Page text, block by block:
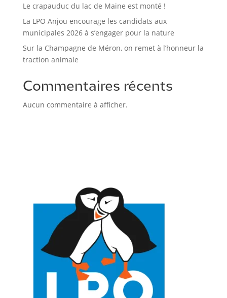
Le crapauduc du lac de Maine est monté !
La LPO Anjou encourage les candidats aux
municipales 2026 à s’engager pour la nature
Sur la Champagne de Méron, on remet à l’honneur la
traction animale
Commentaires récents
Aucun commentaire à afficher.